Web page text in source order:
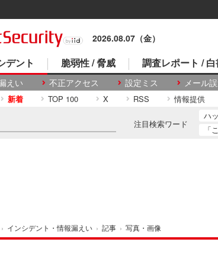
2026.08.07（金）
デント
えい 不正アクセス 設定ミス メール
脆弱性 / 脅威 調査レポート /
新着 TOP 100 X RSS 情報提供
注目検索ワード
ハ
「
› インシデント・情報漏えい › 記事 › 写真・画像